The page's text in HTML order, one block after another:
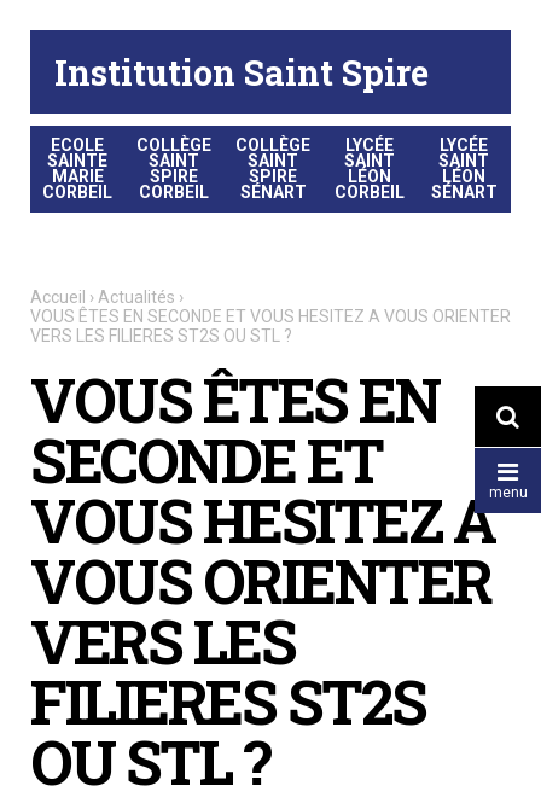
contenu.
Institution Saint Spire
ECOLE
SAINTE
MARIE
CORBEIL
COLLÈGE
SAINT
SPIRE
CORBEIL
COLLÈGE
SAINT
SPIRE
SÉNART
LYCÉE
SAINT
LÉON
CORBEIL
LYCÉE
SAINT
LÉON
SÉNART


menu
Accueil › Actualités ›
VOUS ÊTES EN SECONDE ET VOUS HESITEZ A VOUS ORIENTER
VERS LES FILIERES ST2S OU STL ?
VOUS ÊTES EN
SECONDE ET
VOUS HESITEZ A
VOUS ORIENTER
VERS LES
FILIERES ST2S
OU STL ?